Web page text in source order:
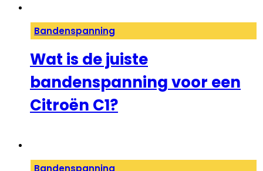
Bandenspanning
Wat is de juiste
bandenspanning voor een
Citroën C1?
Bandenspanning